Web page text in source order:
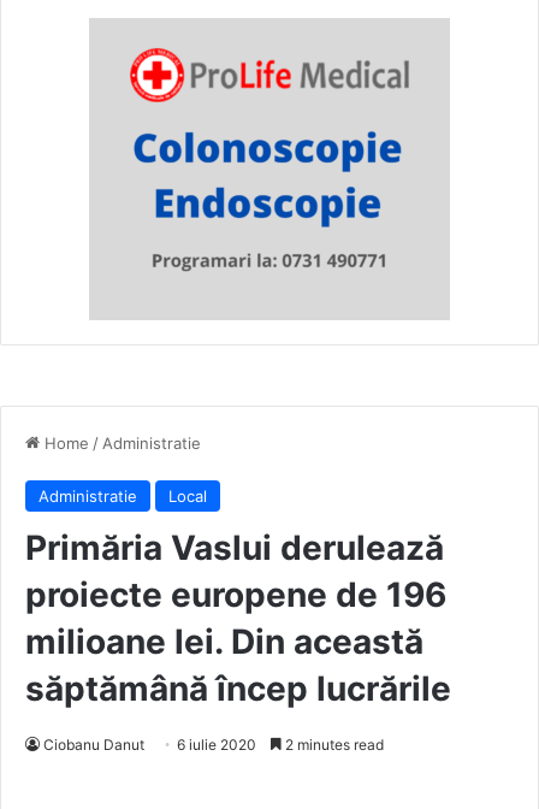
Home / Administratie
Administratie Local
Primăria Vaslui derulează
proiecte europene de 196
milioane lei. Din această
săptămână încep lucrările
Ciobanu Danut 6 iulie 2020 2 minutes read